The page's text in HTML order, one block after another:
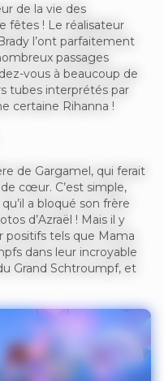
de la vie des
fêtes ! Le réalisateur
l’ont parfaitement
passages
vous à beaucoup de
tubes interprétés par
certaine Rihanna !
de Gargamel, qui ferait
cœur. C’est simple,
a bloqué son frère
d’Azraël ! Mais il y
positifs tels que Mama
dans leur incroyable
Grand Schtroumpf, et